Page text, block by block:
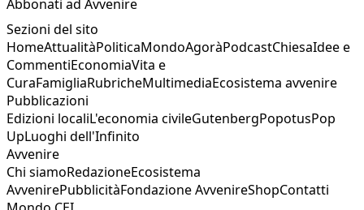
Abbonati ad Avvenire
Sezioni del sito
HomeAttualitàPoliticaMondoAgoràPodcastChiesaIdee e
CommentiEconomiaVita e
CuraFamigliaRubricheMultimediaEcosistema avvenire
Pubblicazioni
Edizioni localiL'economia civileGutenbergPopotusPop
UpLuoghi dell'Infinito
Avvenire
Chi siamoRedazioneEcosistema
AvvenirePubblicitàFondazione AvvenireShopContatti